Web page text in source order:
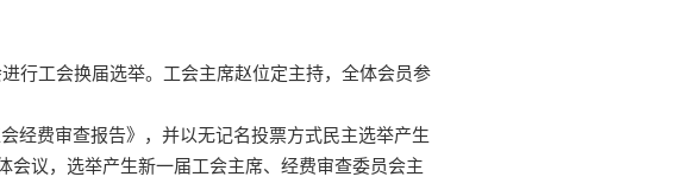
行工会换届选举。工会主席赵位定主持，全体会员参
经费审查报告》，并以无记名投票方式民主选举产生
会议，选举产生新一届工会主席、经费审查委员会主